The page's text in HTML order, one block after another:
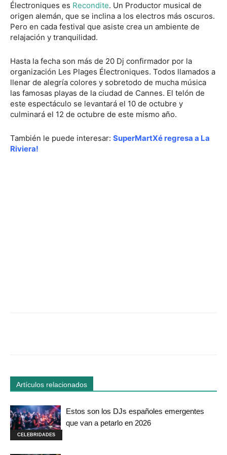
Électroniques es Recondite. Un Productor musical de
origen alemán, que se inclina a los electros más oscuros.
Pero en cada festival que asiste crea un ambiente de
relajación y tranquilidad.
Hasta la fecha son más de 20 Dj confirmador por la
organización Les Plages Électroniques. Todos llamados a
llenar de alegría colores y sobretodo de mucha música
las famosas playas de la ciudad de Cannes. El telón de
este espectáculo se levantará el 10 de octubre y
culminará el 12 de octubre de este mismo año.
También le puede interesar: SuperMartXé regresa a La
Riviera!
Artículos relacionados
CELEBRIDADES
Estos son los DJs españoles emergentes
que van a petarlo en 2026